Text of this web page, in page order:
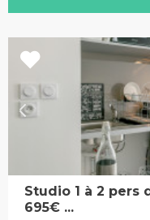
Studio 1 à 2 pers
695€ ...